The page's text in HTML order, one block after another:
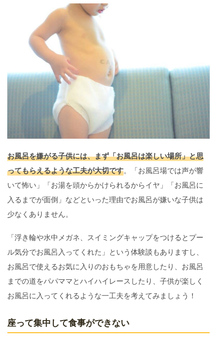
お風呂を嫌がる子供には、まず「お風呂は楽しい場所」と思
ってもらえるような工夫が大切です。「お風呂場では声が響
いて怖い」「お湯を頭からかけられるからイヤ」「お風呂に
入るまでが面倒」などといった理由でお風呂が嫌いな子供は
少なくありません。
「浮き輪や水中メガネ、スイミングキャップをつけるとプー
ル気分でお風呂入ってくれた」という体験談もありますし、
お風呂で使えるお気に入りのおもちゃを用意したり、お風呂
までの道をパパママとハイハイレースしたり、子供が楽しく
お風呂に入ってくれるような一工夫を考えてみましょう！
座って集中して食事ができない